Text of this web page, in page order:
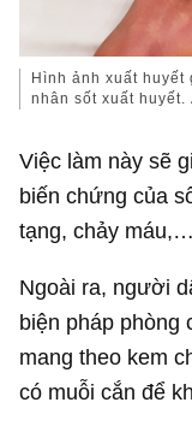
Hình ảnh xuất huyết
nhân sốt xuất
Việc làm này sẽ
biến chứng của
tạng, chảy máu,…
Ngoài ra, người
biện pháp phòng
mang theo kem
có muỗi cắn để